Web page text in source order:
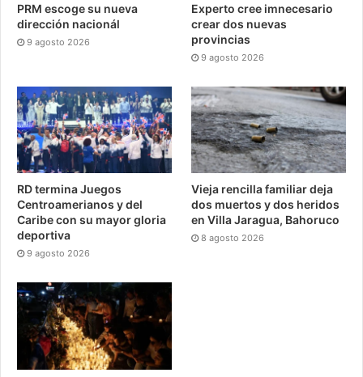
PRM escoge su nueva
dirección nacionál
9 agosto 2026
Experto cree imnecesario
crear dos nuevas
provincias
9 agosto 2026
RD termina Juegos
Centroamerianos y del
Caribe con su mayor gloria
deportiva
9 agosto 2026
Vieja rencilla familiar deja
dos muertos y dos heridos
en Villa Jaragua, Bahoruco
8 agosto 2026